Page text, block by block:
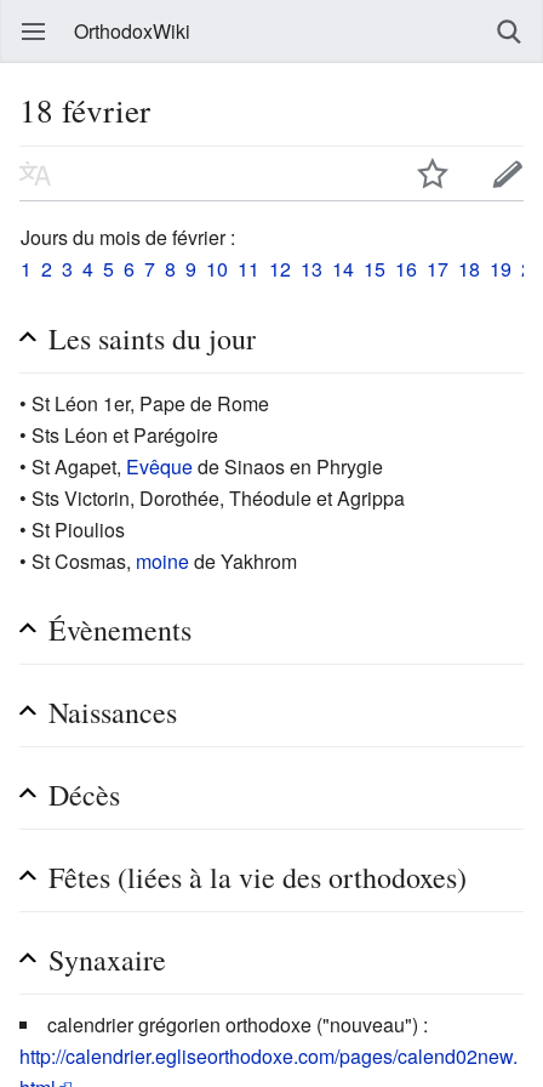
OrthodoxWiki
18 février
Jours du mois de février :
1 2 3 4 5 6 7 8 9 10 11 12 13 14 15 16 17 18 19 20
Les saints du jour
• St Léon 1er, Pape de Rome
• Sts Léon et Parégoire
• St Agapet, Evêquede Sinaos en Phrygie
• Sts Victorin, Dorothée, Théodule et Agrippa
• St Pioulios
• St Cosmas, moinede Yakhrom
Évènements
Naissances
Décès
Fêtes (liées à la vie des orthodoxes)
Synaxaire
calendrier grégorien orthodoxe ("nouveau") :
http://calendrier.egliseorthodoxe.com/pages/calend02new.